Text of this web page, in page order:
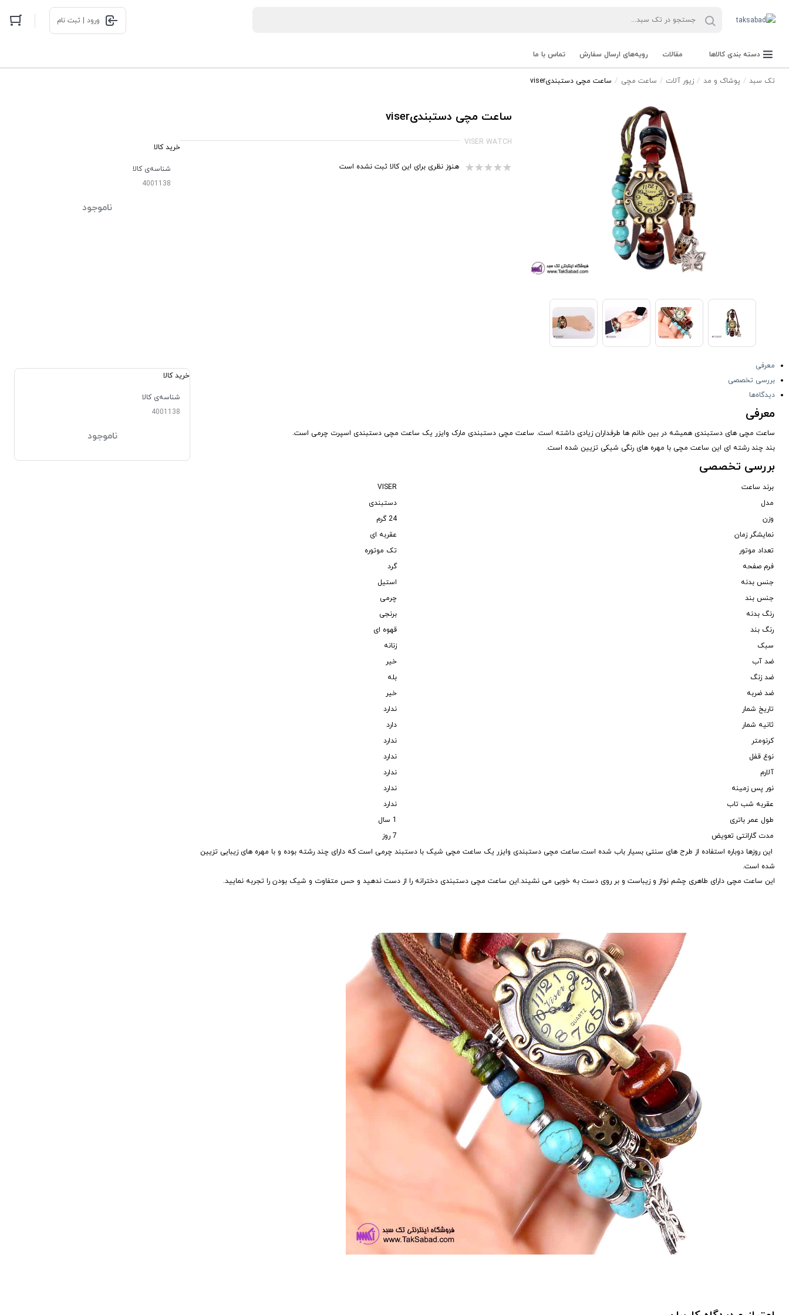
ورود | ثبت نام
دسته بندی کالاها مقالات رویه‌های ارسال سفارش تماس با ما
تک سبد پوشاک و مد زیور آلات ساعت مچی ساعت مچی دستبندیviser
ساعت مچی دستبندیviser
VISER WATCH
هنوز نظری برای این کالا ثبت نشده است
خرید کالا
شناسه‌ی کالا
4001138
ناموجود
معرفی
بررسی تخصصی
دیدگاه‌ها
معرفی
ساعت مچی های دستبندی همیشه در بین خانم ها طرفداران زیادی داشته است. ساعت مچی دستبندی مارک وایزر یک ساعت مچی دستبندی اسپرت چرمی است.
بند چند رشته ای این ساعت مچی با مهره های رنگی شیکی تزیین شده است.
بررسی تخصصی
برند ساعت
مدل
دستبندی
وزن
24 گرم
نمایشگر زمان
عقربه ای
تعداد موتور
تک موتوره
فرم صفحه
گرد
جنس بدنه
استیل
جنس بند
چرمی
رنگ بدنه
برنجی
رنگ بند
قهوه ای
سبک
زنانه
ضد آب
خیر
ضد زنگ
بله
ضد ضربه
خیر
تاریخ شمار
ندارد
ثانیه شمار
دارد
کرنومتر
ندارد
نوع قفل
ندارد
آلارم
ندارد
نور پس زمینه
ندارد
عقربه شب تاب
ندارد
طول عمر باتری
مدت گارانتی تعویض
این روزها دوباره استفاده از طرح های سنتی بسیار باب شده است.ساعت مچی دستبندی وایزر یک ساعت مچی شیک با دستبند چرمی است که دارای چند رشته بوده و با مهره های زیبایی تزیین
شده است.
این ساعت مچی دارای طاهری چشم نواز و زیباست و بر روی دست به خوبی می نشیند.این ساعت مچی دستبندی دخترانه را از دست ندهید و حس متفاوت و شیک بودن را تجربه نمایید.
خرید کالا
شناسه‌ی کالا
4001138
ناموجود